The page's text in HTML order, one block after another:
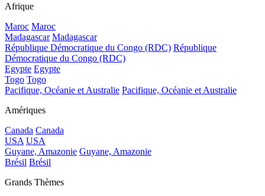
Afrique
Maroc Maroc
Madagascar Madagascar
République Démocratique du Congo (RDC) République
Démocratique du Congo (RDC)
Egypte Egypte
Togo Togo
Pacifique, Océanie et Australie Pacifique, Océanie et Australie
Amériques
Canada Canada
USA USA
Guyane, Amazonie Guyane, Amazonie
Brésil Brésil
Grands Thèmes